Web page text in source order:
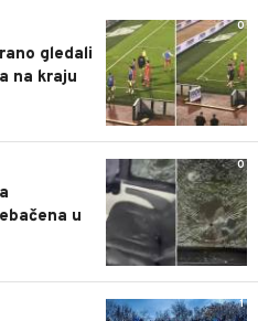
0
gledali
na kraju
0
u
1